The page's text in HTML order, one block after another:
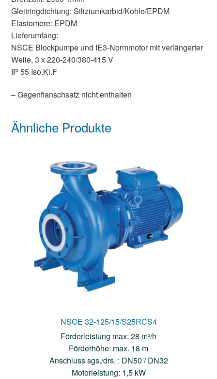
Gleitringdichtung: Siliziumkarbid/Kohle/EPDM
Elastomere: EPDM
Lieferumfang:
NSCE Blockpumpe und IE3-Normmotor mit verlängerter
Welle, 3 x 220-240/380-415 V
IP 55 Iso.Kl.F
– Gegenflanschsatz nicht enthalten
Ähnliche Produkte
NSCE 32-125/15/S25RCS4
Förderleistung max: 28 m³/h
Förderhöhe: max. 18 m
Anschluss sgs./drs. : DN50 / DN32
Motorleistung: 1,5 kW